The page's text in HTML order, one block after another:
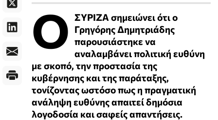
Ο ΣΥΡΙΖΑ σημειώνει ότι ο
Γρηγόρης Δημητριάδης
παρουσιάστηκε να
αναλαμβάνει πολιτική ευθύνη
με σκοπό, την προστασία της
κυβέρνησης και της παράταξης,
τονίζοντας ωστόσο πως η πραγματική
ανάληψη ευθύνης απαιτεί δημόσια
λογοδοσία και σαφείς απαντήσεις.